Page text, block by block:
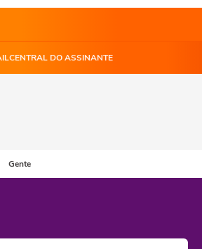
CENTRAL DO ASSINANTE
Gente